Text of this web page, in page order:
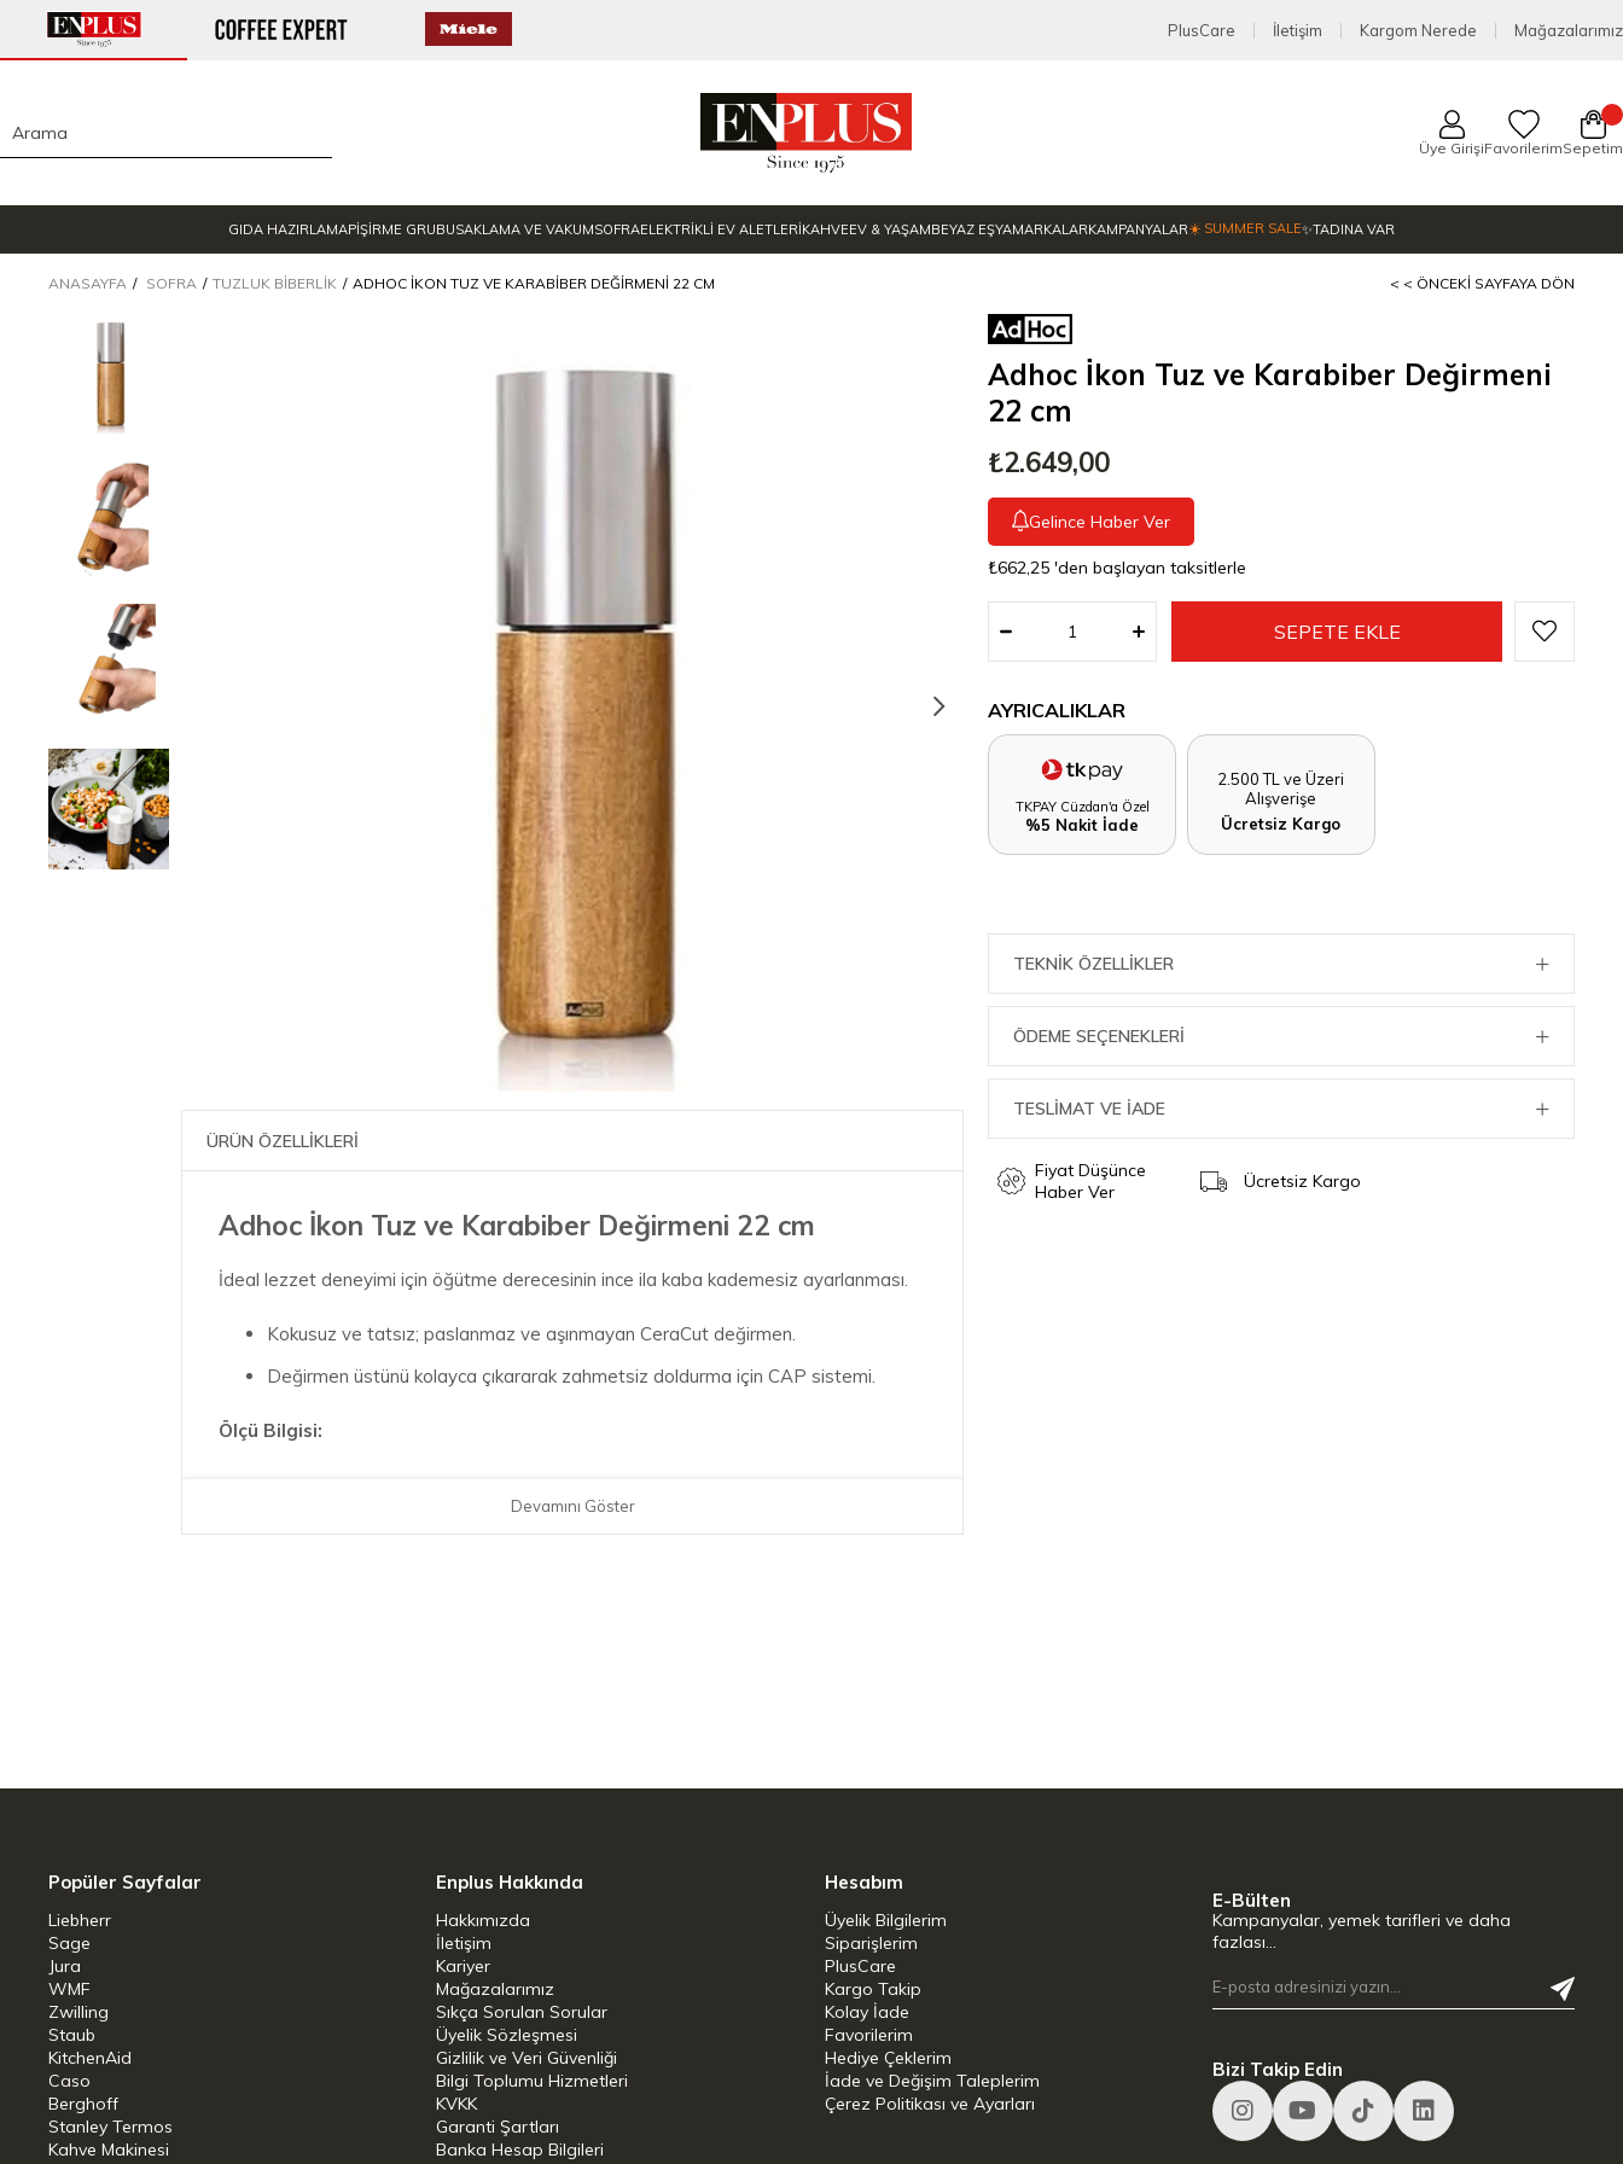
PlusCare İletişim Kargom Nerede Mağazalarımız
Üye GirişiFavorilerimSepetim
GIDA HAZIRLAMAPİŞİRME GRUBUSAKLAMA VE VAKUMSOFRAELEKTRİKLİ EV ALETLERİKAHVEEV & YAŞAMBEYAZ EŞYAMARKALARKAMPANYALAR☀️ SUMMER SALE✨TADINA VAR
ANASAYFA SOFRA TUZLUK BIBERLIK ADHOC İKON TUZ VE KARABIBER DEĞIRMENI 22 CM < < ÖNCEKI SAYFAYA DÖN
ÜRÜN ÖZELLİKLERİ
Adhoc İkon Tuz ve Karabiber Değirmeni 22 cm
İdeal lezzet deneyimi için öğütme derecesinin ince ila kaba kademesiz ayarlanması.
Kokusuz ve tatsız; paslanmaz ve aşınmayan CeraCut değirmen.
Değirmen üstünü kolayca çıkararak zahmetsiz doldurma için CAP sistemi.
Ölçü Bilgisi:
Devamını Göster
Adhoc İkon Tuz ve Karabiber Değirmeni
22 cm
₺2.649,00
Gelince Haber Ver
₺662,25 'den başlayan taksitlerle
AYRICALIKLAR
TKPAY Cüzdan'a Özel
%5 Nakit İade
2.500 TL ve Üzeri
Alışverişe
Ücretsiz Kargo
TEKNIK ÖZELLIKLER
ÖDEME SEÇENEKLERI
TESLİMAT VE İADE
Fiyat Düşünce
Haber Ver
Ücretsiz Kargo
Popüler Sayfalar
Liebherr
Sage
Jura
WMF
Zwilling
Staub
KitchenAid
Caso
Berghoff
Stanley Termos
Kahve Makinesi
Enplus Hakkında
Hakkımızda
İletişim
Kariyer
Mağazalarımız
Sıkça Sorulan Sorular
Üyelik Sözleşmesi
Gizlilik ve Veri Güvenliği
Bilgi Toplumu Hizmetleri
KVKK
Garanti Şartları
Banka Hesap Bilgileri
Hesabım
Üyelik Bilgilerim
Siparişlerim
PlusCare
Kargo Takip
Kolay İade
Favorilerim
Hediye Çeklerim
İade ve Değişim Taleplerim
Çerez Politikası ve Ayarları
E-Bülten
Kampanyalar, yemek tarifleri ve daha
fazlası…
Bizi Takip Edin